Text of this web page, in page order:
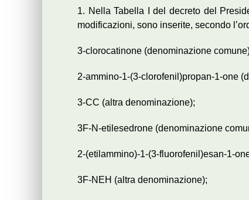
1. Nella Tabella I del decreto del
modificazioni, sono inserite, secondo
3-clorocatinone (denominazione
2-ammino-1-(3-clorofenil)propan-1-one
3-CC (altra denominazione);
3F-N-etilesedrone (denominazione
2-(etilammino)-1-(3-fluorofenil)esan-1-
3F-NEH (altra denominazione);